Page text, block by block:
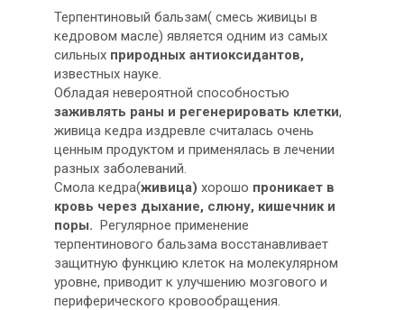
Терпентиновый бальзам( смесь живицы в
кедровом масле) является одним из самых
сильных природных антиоксидантов,
известных науке.
Обладая невероятной способностью
заживлять раны и регенерировать клетки,
живица кедра издревле считалась очень
ценным продуктом и применялась в лечении
разных заболеваний.
Смола кедра(живица) хорошо проникает в
кровь через дыхание, слюну, кишечник и
поры. Регулярное применение
терпентинового бальзама восстанавливает
защитную функцию клеток на молекулярном
уровне, приводит к улучшению мозгового и
периферического кровообращения.